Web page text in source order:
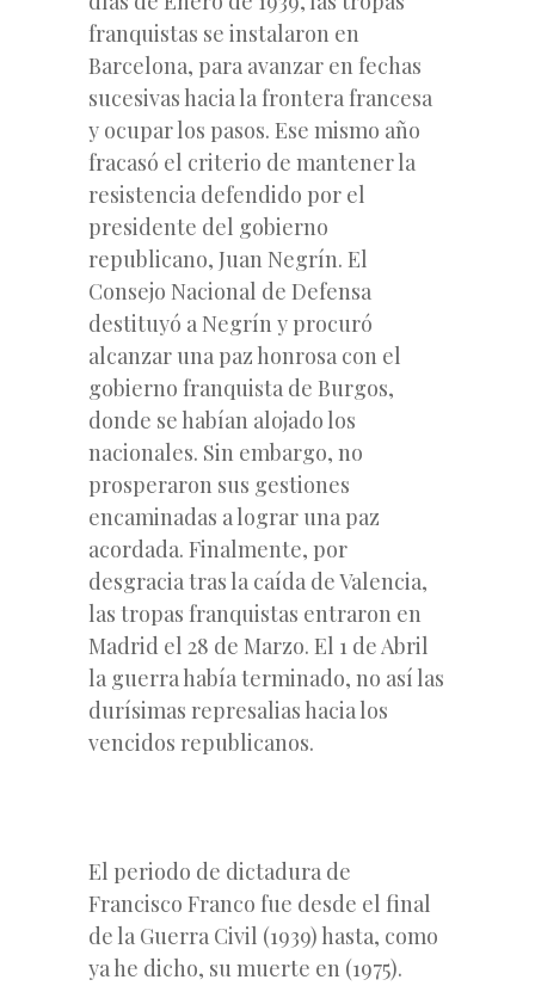
franquistas se instalaron en
Barcelona, para avanzar en fechas
sucesivas hacia la frontera francesa
y ocupar los pasos. Ese mismo año
fracasó el criterio de mantener la
resistencia defendido por el
presidente del gobierno
republicano, Juan Negrín. El
Consejo Nacional de Defensa
destituyó a Negrín y procuró
alcanzar una paz honrosa con el
gobierno franquista de Burgos,
donde se habían alojado los
nacionales. Sin embargo, no
prosperaron sus gestiones
encaminadas a lograr una paz
acordada. Finalmente, por
desgracia tras la caída de Valencia,
las tropas franquistas entraron en
Madrid el 28 de Marzo. El 1 de Abril
la guerra había terminado, no así las
durísimas represalias hacia los
vencidos republicanos.
El periodo de dictadura de
Francisco Franco fue desde el final
de la Guerra Civil (1939) hasta, como
ya he dicho, su muerte en (1975).